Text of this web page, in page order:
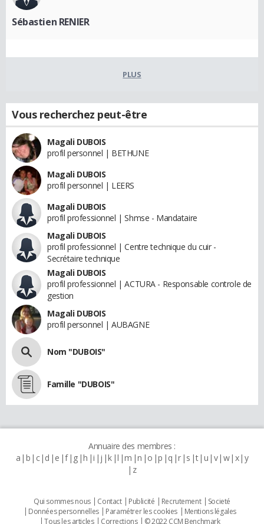
Sébastien RENIER
PLUS
Vous recherchez peut-être
Magali DUBOIS
profil personnel | BETHUNE
Magali DUBOIS
profil personnel | LEERS
Magali DUBOIS
profil professionnel | Shmse - Mandataire
Magali DUBOIS
profil professionnel | Centre technique du cuir -
Secrétaire technique
Magali DUBOIS
profil professionnel | ACTURA - Responsable controle de
gestion
Magali DUBOIS
profil personnel | AUBAGNE
Nom "DUBOIS"
Famille "DUBOIS"
Annuaire des membres :
a b c d e f g h i j k l m n o p q r s t u v w x y
z
Qui sommes nous Contact Publicité Recrutement
Societé
Données personnelles
Paramétrer les cookies
Mentions légales
Tous les articles
Corrections © 2022 CCM Benchmark